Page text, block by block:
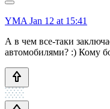
YMA Jan 12 at 15:41
А в чем все-таки
автомобилями? :) Кому